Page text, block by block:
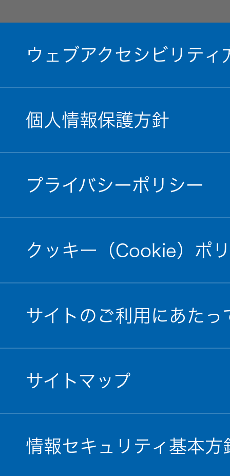
オルゴー
カスタム
(WiZMUSIC
トップ)
EXOFIELD
頭外定位
技術
個人のお
プ
ウェブアクセシビリティ
個人情報保護方針
プライバシーポリシー
クッキー（Cookie）ポ
サイトのご利用にあたっ
サイトマップ
情報セキュリティ基本方